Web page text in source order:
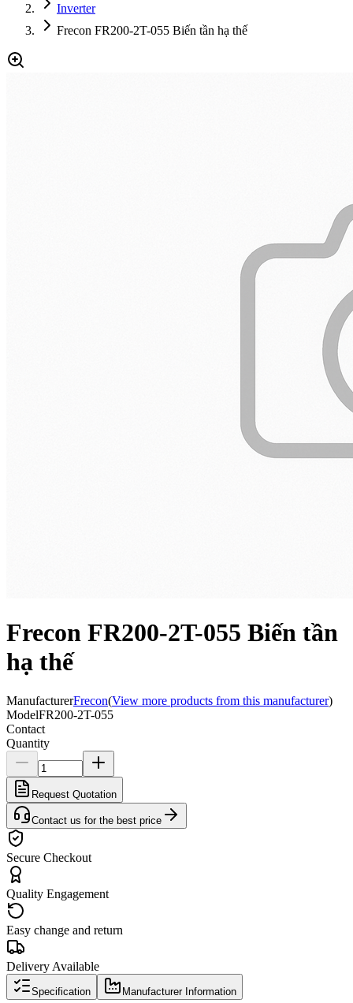
Inverter
Frecon FR200-2T-055 Biến tần hạ thế
Frecon FR200-2T-055 Biến tần
hạ thế
ManufacturerFrecon(View more products from this manufacturer)
ModelFR200-2T-055
Contact
Quantity
Request Quotation
Contact us for the best price
Secure Checkout
Quality Engagement
Easy change and return
Delivery Available
Specification Manufacturer Information